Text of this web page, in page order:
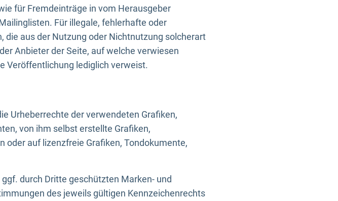
für Fremdeinträge in vom Herausgeber
Für illegale, fehlerhafte oder
die aus der Nutzung oder Nichtnutzung solcherart
Anbieter der Seite, auf welche verwiesen
Veröffentlichung lediglich verweist.
Urheberrechte der verwendeten Grafiken,
von ihm selbst erstellte Grafiken,
oder auf lizenzfreie Grafiken, Tondokumente,
durch Dritte geschützten Marken- und
des jeweils gültigen Kennzeichenrechts